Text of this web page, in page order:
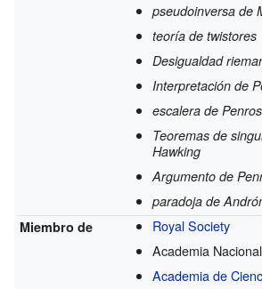
pseudoinversa de
teoría de twistores
Desigualdad
Interpretación de
escalera de
Teoremas de
Hawking
Argumento de
paradoja de
Miembro de
Royal Society
Academia
Academia de